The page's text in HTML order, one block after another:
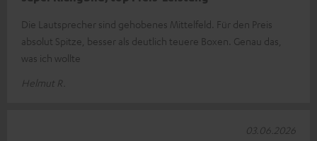
Die Lautsprecher sind gehobenes Mittelfeld. Für den Preis
absolut Spitze, besser als deutlich teuere Boxen. Genau das,
was ich wollte
Helmut R.
03.06.2026